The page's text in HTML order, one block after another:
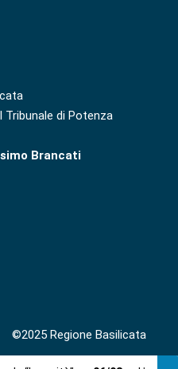
Tribunale di Potenza
Brancati
©2025 Regione Basilicata